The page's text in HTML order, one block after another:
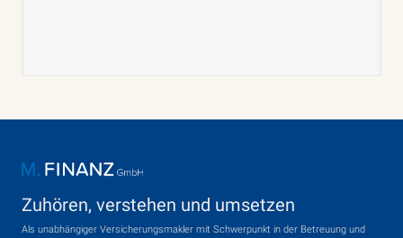
Zuhören, verstehen und umsetzen
Als unabhängiger Versicherungsmakler mit Schwerpunkt in der Betreuung und